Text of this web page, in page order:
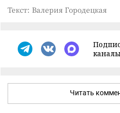
Текст: Валерия Городецкая
Читать